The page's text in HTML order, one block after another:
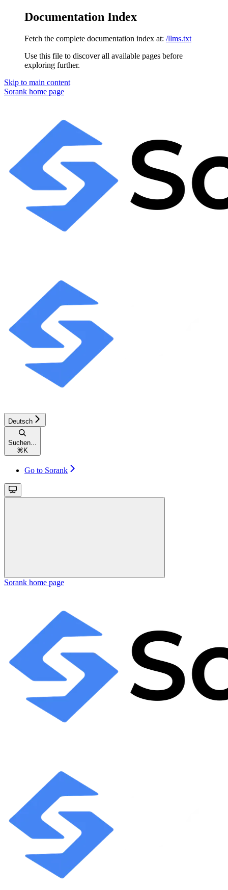
Documentation Index
Fetch the complete documentation index at: /llms.txt
Use this file to discover all available pages before
exploring further.
Skip to main content
Sorank home page
Deutsch
Suchen...
⌘ K
Go to Sorank
Sorank home page